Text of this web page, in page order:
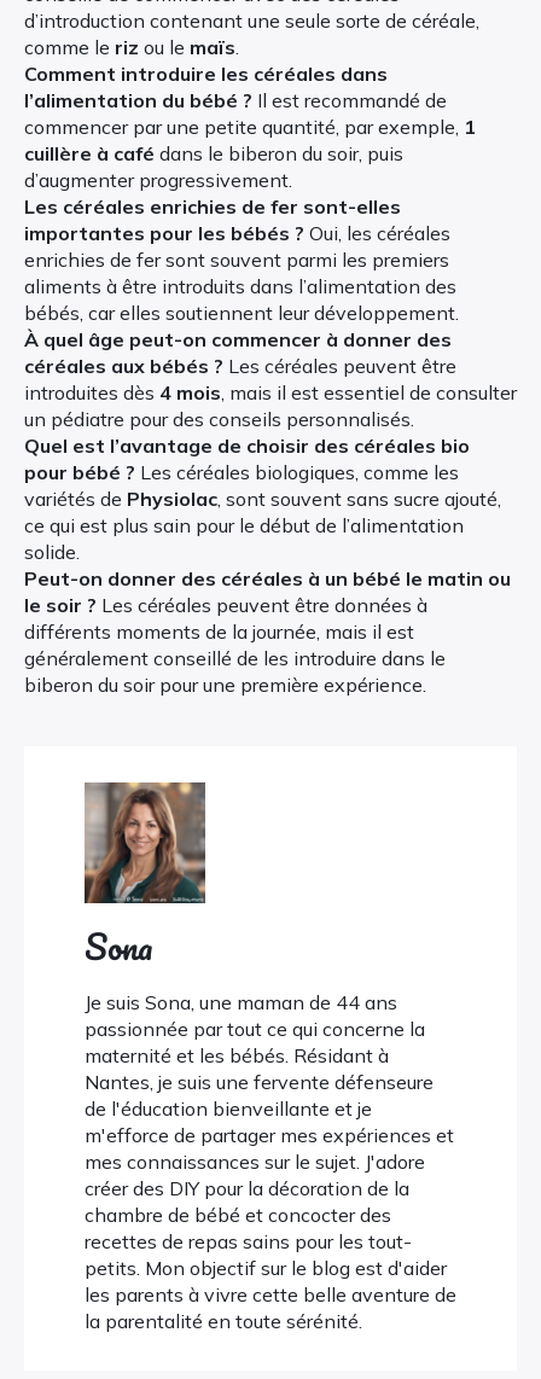
d’introduction contenant une seule sorte de céréale,
comme le riz ou le maïs
Comment introduire les céréales dans
l’alimentation du bébé ? Il est recommandé de
commencer par une petite quantité, par exemple, 1
cuillère à café dans le biberon du soir, puis
d’augmenter progressivement.
Les céréales enrichies de fer sont-elles
importantes pour les bébés ? Oui, les céréales
enrichies de fer sont souvent parmi les premiers
aliments à être introduits dans l’alimentation des
bébés, car elles soutiennent leur développement.
À quel âge peut-on commencer à donner des
céréales aux bébés ? Les céréales peuvent être
introduites dès 4 mois , mais il est essentiel de consulter
un pédiatre pour des conseils personnalisés.
Quel est l’avantage de choisir des céréales bio
pour bébé ? Les céréales biologiques, comme les
variétés de Physiolac , sont souvent sans sucre ajouté,
ce qui est plus sain pour le début de l’alimentation
solide.
Peut-on donner des céréales à un bébé le matin ou
le soir ? Les céréales peuvent être données à
différents moments de la journée, mais il est
généralement conseillé de les introduire dans le
biberon du soir pour une première expérience.
Sona
Je suis Sona, une maman de 44 ans
passionnée par tout ce qui concerne la
maternité et les bébés. Résidant à
Nantes, je suis une fervente défenseure
de l'éducation bienveillante et je
m'efforce de partager mes expériences et
mes connaissances sur le sujet. J'adore
créer des DIY pour la décoration de la
chambre de bébé et concocter des
recettes de repas sains pour les tout-
petits. Mon objectif sur le blog est d'aider
les parents à vivre cette belle aventure de
la parentalité en toute sérénité.